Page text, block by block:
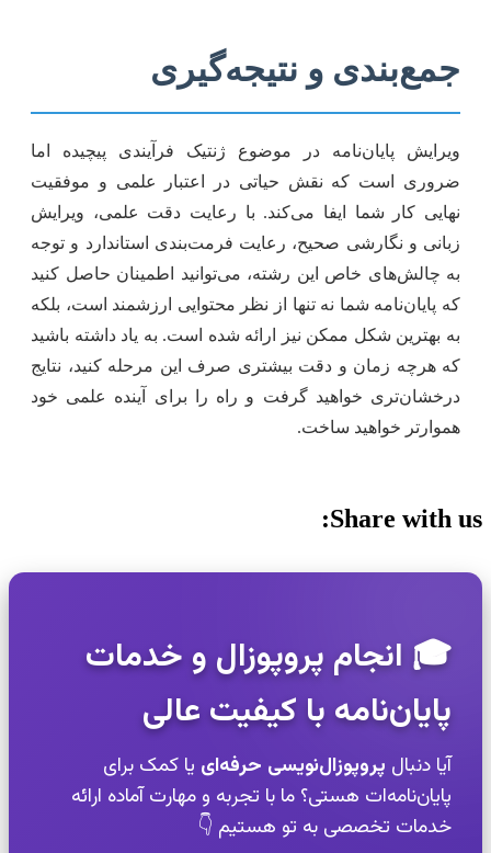
جمع‌بندی و نتیجه‌گیری
ویرایش پایان‌نامه در موضوع ژنتیک فرآیندی پیچیده اما
ضروری است که نقش حیاتی در اعتبار علمی و موفقیت
نهایی کار شما ایفا می‌کند. با رعایت دقت علمی، ویرایش
زبانی و نگارشی صحیح، رعایت فرمت‌بندی استاندارد و توجه
به چالش‌های خاص این رشته، می‌توانید اطمینان حاصل کنید
که پایان‌نامه شما نه تنها از نظر محتوایی ارزشمند است، بلکه
به بهترین شکل ممکن نیز ارائه شده است. به یاد داشته باشید
که هرچه زمان و دقت بیشتری صرف این مرحله کنید، نتایج
درخشان‌تری خواهید گرفت و راه را برای آینده علمی خود
هموارتر خواهید ساخت.
Share with us:
🎓 انجام پروپوزال و خدمات
پایان‌نامه با کیفیت عالی
آیا دنبال پروپوزال‌نویسی حرفه‌ای یا کمک برای
پایان‌نامه‌ات هستی؟ ما با تجربه و مهارت آماده ارائه
خدمات تخصصی به تو هستیم 👇